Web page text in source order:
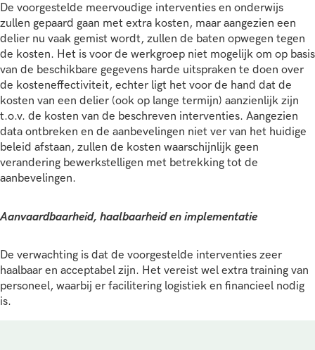
De voorgestelde meervoudige interventies en onderwijs
zullen gepaard gaan met extra kosten, maar aangezien een
delier nu vaak gemist wordt, zullen de baten opwegen tegen
de kosten. Het is voor de werkgroep niet mogelijk om op basis
van de beschikbare gegevens harde uitspraken te doen over
de kosteneffectiviteit, echter ligt het voor de hand dat de
kosten van een delier (ook op lange termijn) aanzienlijk zijn
t.o.v. de kosten van de beschreven interventies. Aangezien
data ontbreken en de aanbevelingen niet ver van het huidige
beleid afstaan, zullen de kosten waarschijnlijk geen
verandering bewerkstelligen met betrekking tot de
aanbevelingen.
Aanvaardbaarheid, haalbaarheid en implementatie
De verwachting is dat de voorgestelde interventies zeer
haalbaar en acceptabel zijn. Het vereist wel extra training van
personeel, waarbij er facilitering logistiek en financieel nodig
is.